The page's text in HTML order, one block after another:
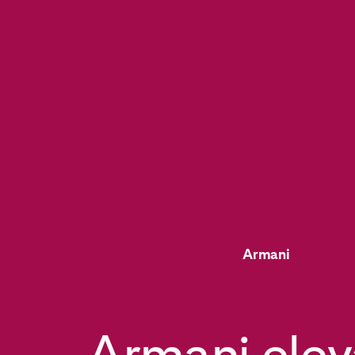
Armani